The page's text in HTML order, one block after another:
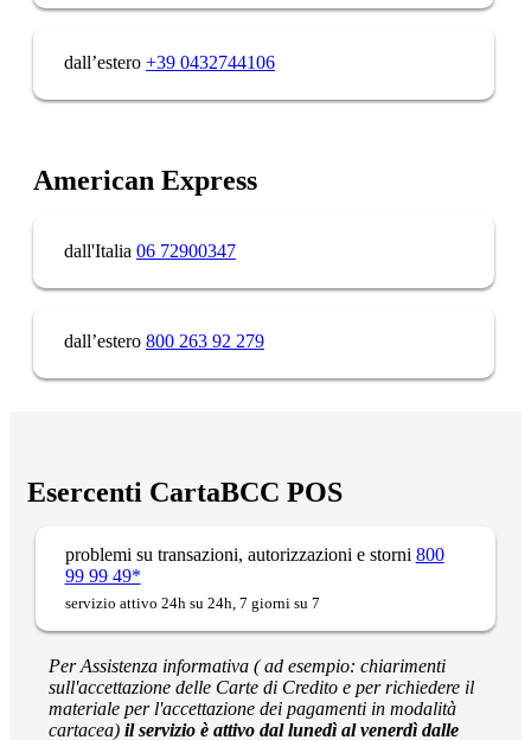
dall’estero +39 0432744106
American Express
dall'Italia 06 72900347
dall’estero 800 263 92 279
Esercenti CartaBCC POS
problemi su transazioni, autorizzazioni e storni 800
99 99 49*
servizio attivo 24h su 24h, 7 giorni su 7
Per Assistenza informativa ( ad esempio: chiarimenti
sull'accettazione delle Carte di Credito e per richiedere il
materiale per l'accettazione dei pagamenti in modalità
cartacea) il servizio è attivo dal lunedì al venerdì dalle